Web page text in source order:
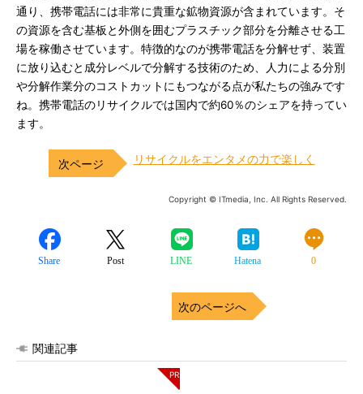
通り、携帯電話には非常に貴重な鉱物資源が含まれています。そ
の資源を含む基板と外側を囲むプラスチック部分を分離させる工
場を稼働させています。特徴的なのが携帯電話を分解せず、装置
に放り込むと成分レベルで分解する技術のため、人力による分別
や分解作業分のコストカットにもつながる点が私たちの強みです
ね。携帯電話のリサイクルでは国内で約60％のシェアを持ってい
ます。
リサイクルをエンタメの力で楽しく
Copyright © ITmedia, Inc. All Rights Reserved.
Share Post LINE Hatena 0
次のページへ
関連記事